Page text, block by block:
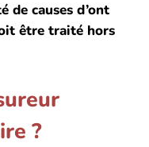
de causes d’ont
être traité hors
?